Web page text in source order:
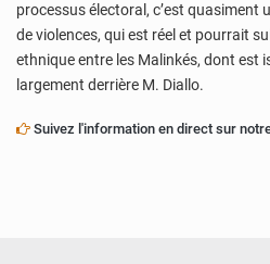
processus électoral, c’est quasiment
de violences, qui est réel et pourrait
ethnique entre les Malinkés, dont est
largement derrière M. Diallo.
Suivez l'information en direct sur